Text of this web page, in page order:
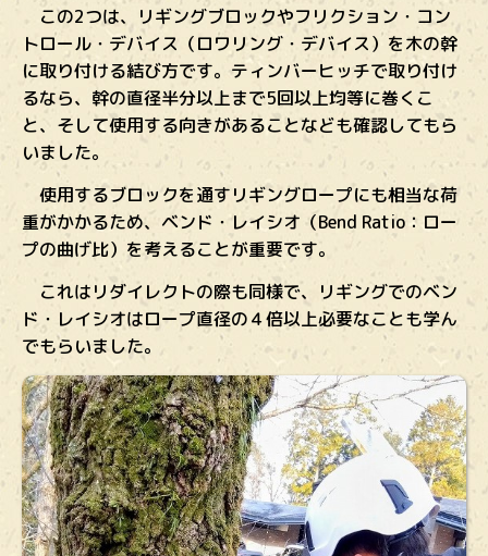
この2つは、リギングブロックやフリクション・コン
トロール・デバイス（ロワリング・デバイス）を木の幹
に取り付ける結び方です。ティンバーヒッチで取り付け
るなら、幹の直径半分以上まで5回以上均等に巻くこ
と、そして使用する向きがあることなども確認してもら
いました。
使用するブロックを通すリギングロープにも相当な荷
重がかかるため、ベンド・レイシオ（Bend Ratio：ロー
プの曲げ比）を考えることが重要です。
これはリダイレクトの際も同様で、リギングでのベン
ド・レイシオはロープ直径の４倍以上必要なことも学ん
でもらいました。